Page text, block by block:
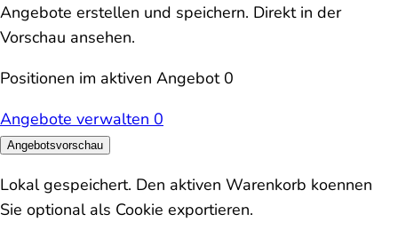
Angebote erstellen und speichern. Direkt in der
Vorschau ansehen.
Positionen im aktiven Angebot 0
Angebote verwalten 0
Angebotsvorschau
Lokal gespeichert. Den aktiven Warenkorb koennen
Sie optional als Cookie exportieren.